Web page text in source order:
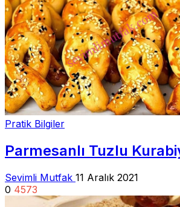
Pratik Bilgiler
Parmesanlı Tuzlu
Sevimli Mutfak 11 Aralık 2021
0 4573